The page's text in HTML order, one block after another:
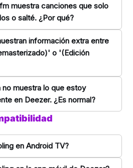
muestra canciones que solo
o salté. ¿Por qué?
información extra entre
o '(Edición
muestra lo que estoy
en Deezer. ¿Es normal?
en Android TV?